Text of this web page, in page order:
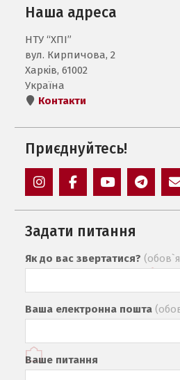
Наша адреса
НТУ “ХПІ”
вул. Кирпичова, 2
Харків, 61002
Україна
Контакти
Приєднуйтесь!
Задати питання
Як до вас звертатися?
Ваша електронна пошта
Ваше питання